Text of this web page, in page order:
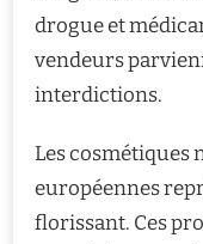
drogue et
vendeurs
interdictions.
Les cosmétiques
européennes
florissant. Ces